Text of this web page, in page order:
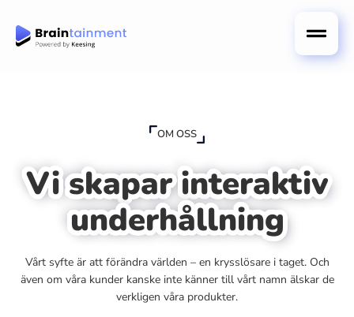
OM OSS
Vi skapar interaktiv
underhållning
Vårt syfte är att förändra världen – en krysslösare i taget. Och
även om våra kunder kanske inte känner till vårt namn älskar de
verkligen våra produkter.